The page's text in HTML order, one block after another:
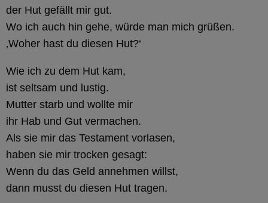
der Hut gefällt mir gut.
Wo ich auch hin gehe, würde man mich grüßen.
‚Woher hast du diesen Hut?‘
Wie ich zu dem Hut kam,
ist seltsam und lustig.
Mutter starb und wollte mir
ihr Hab und Gut vermachen.
Als sie mir das Testament vorlasen,
haben sie mir trocken gesagt:
Wenn du das Geld annehmen willst,
dann musst du diesen Hut tragen.